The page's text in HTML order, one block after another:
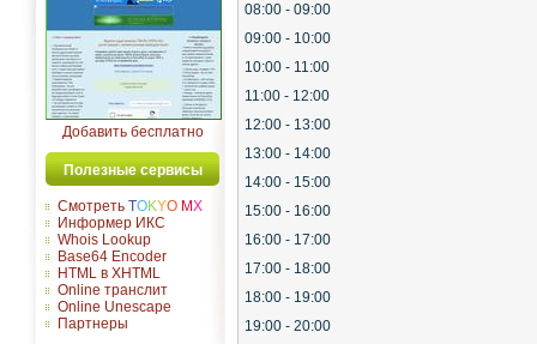
Добавить бесплатно
Полезные сервисы
Смотреть TOKYO MX
Информер ИКС
Whois Lookup
Base64 Encoder
HTML в XHTML
Online транслит
Online Unescape
Партнеры
08:00 - 09:00
09:00 - 10:00
10:00 - 11:00
11:00 - 12:00
12:00 - 13:00
13:00 - 14:00
14:00 - 15:00
15:00 - 16:00
16:00 - 17:00
17:00 - 18:00
18:00 - 19:00
19:00 - 20:00